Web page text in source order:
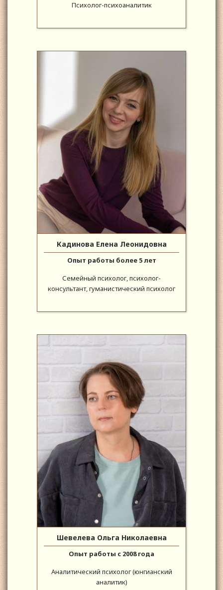
Психолог-психоаналитик
Кадинова Елена Леонидовна
Опыт работы более 5 лет
Семейный психолог, психолог-
консультант, гуманистический психолог
Шевелева Ольга Николаевна
Опыт работы с 2008 года
Аналитический психолог (юнгианский
аналитик)